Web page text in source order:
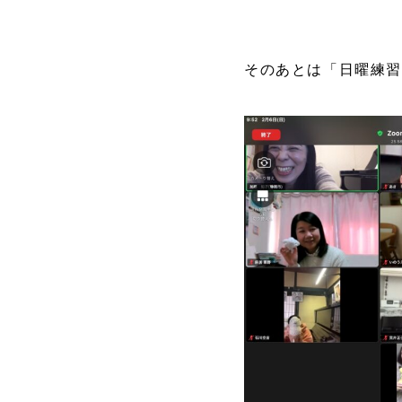
そのあとは「日曜練